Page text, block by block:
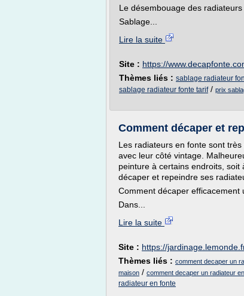
Le désembouage des
Sablage...
Lire la suite
Site : https://
Thèmes liés : sablage radiateur
sablage radiateur fonte tarif/ prix
Comment décaper et
Les radiateurs en fonte sont
avec leur côté vintage.
peinture à certains endroits,
décaper et repeindre ses
Comment décaper efficacement
Dans...
Lire la suite
Site : https://
Thèmes liés : comment decaper un
maison / comment decaper un radiateur
radiateur en fonte